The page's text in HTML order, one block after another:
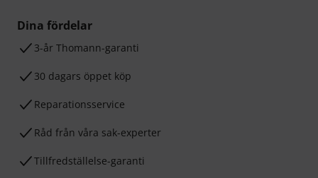
Dina fördelar
3-år Thomann-garanti
30 dagars öppet köp
Reparationsservice
Råd från våra sak-experter
Tillfredställelse-garanti